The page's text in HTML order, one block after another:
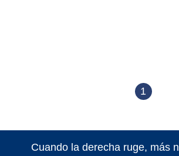
1
Cuando la derecha ruge, más